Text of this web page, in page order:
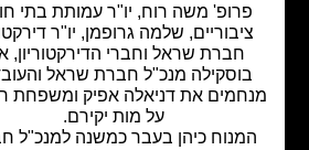
משה רוח, יו"ר עמותת בתי חולים
שלמה גרופמן, יו"ר דירקטוריון
חברת שראל וחברי הדירקטוריון, אבי
בוסקילה מנכ"ל חברת שראל והעובדים
את דניאלה אפיק ומשפחת רייכרט
על מות יקירם.
כיהן בעבר כמשנה למנכ"ל חברת